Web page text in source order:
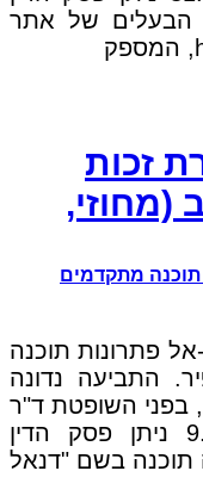
הבעלים של אתר
זכות
(מחוזי,
פתרונות תוכנה מתקדמים
פתרונות תוכנה
התביעה נדונה
בפני השופטת ד"ר
מיכל אגמון-גונן. ביום 9.4.2014 ניתן פסק הדין
תוכנה בשם "דנאל